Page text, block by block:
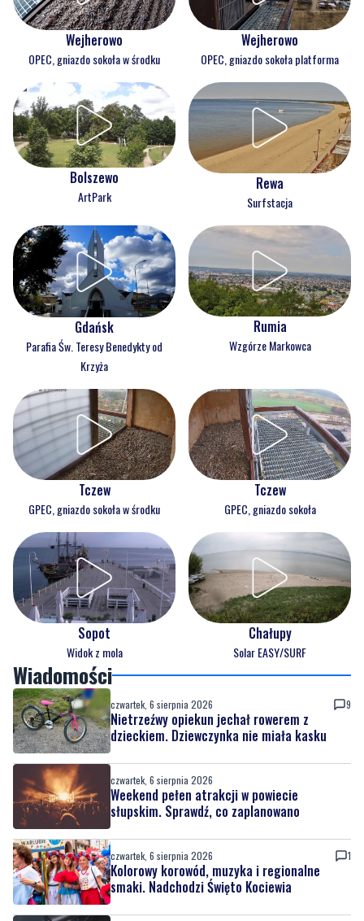
Wejherowo
OPEC, gniazdo sokoła w środku
Wejherowo
OPEC, gniazdo sokoła platforma
Bolszewo
ArtPark
Rewa
Surfstacja
Gdańsk
Parafia Św. Teresy Benedykty od
Krzyża
Rumia
Wzgórze Markowca
Tczew
GPEC, gniazdo sokoła w środku
Tczew
GPEC, gniazdo sokoła
Sopot
Widok z mola
Chałupy
Solar EASY/SURF
Wiadomości
czwartek, 6 sierpnia 2026 9
Nietrzeźwy opiekun jechał rowerem z
dzieckiem. Dziewczynka nie miała kasku
czwartek, 6 sierpnia 2026
Weekend pełen atrakcji w powiecie
słupskim. Sprawdź, co zaplanowano
czwartek, 6 sierpnia 2026 1
Kolorowy korowód, muzyka i regionalne
smaki. Nadchodzi Święto Kociewia